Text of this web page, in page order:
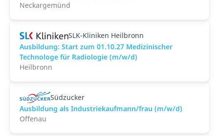
Neckargemünd
SLK-Kliniken Heilbronn
Ausbildung: Start zum 01.10.27 Medizinischer
Technologe für Radiologie (m/w/d)
Heilbronn
Südzucker
Ausbildung als Industriekaufmann/frau (m/w/d)
Offenau